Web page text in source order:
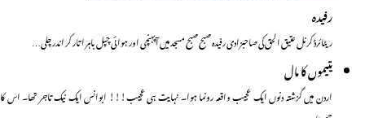
رفیدہ
ریٹائرڈ کرنل عتیق الحق کی صاحبزادی رفیدہ صبح صبح مسجد میں آپہنچی اور ہوائی چپل باہر اتار کر اندر چلی…
یتیموں کا مال
اردن میں گزشتہ دنوں ایک عجیب واقعہ رونما ہوا۔ نہایت ہی عجیب!!! ابوانس ایک نیک تاجر تھا۔ اس کا